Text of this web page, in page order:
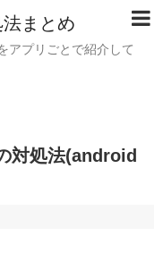
まとめ
アプリごとで紹介して
対処法(android